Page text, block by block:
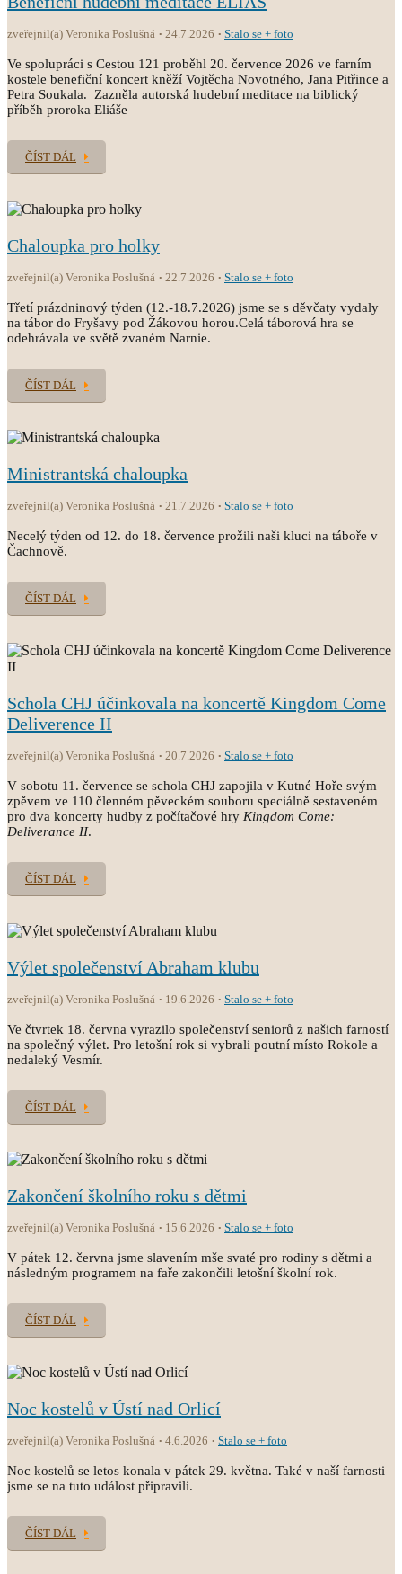
zveřejnil(a) Veronika Poslušná 24.7.2026 Stalo se + foto
Ve spolupráci s Cestou 121 proběhl 20. července 2026 ve farním
kostele benefiční koncert kněží Vojtěcha Novotného, Jana Pitřince a
Petra Soukala. Zazněla autorská hudební meditace na biblický
příběh proroka Eliáše
ČÍST DÁL
Chaloupka pro holky
zveřejnil(a) Veronika Poslušná 22.7.2026 Stalo se + foto
Třetí prázdninový týden (12.-18.7.2026) jsme se s děvčaty vydaly
na tábor do Fryšavy pod Žákovou horou.Celá táborová hra se
odehrávala ve světě zvaném Narnie.
ČÍST DÁL
Ministrantská chaloupka
zveřejnil(a) Veronika Poslušná 21.7.2026 Stalo se + foto
Necelý týden od 12. do 18. července prožili naši kluci na táboře v
Čachnově.
ČÍST DÁL
Schola CHJ účinkovala na koncertě Kingdom Come
Deliverence II
zveřejnil(a) Veronika Poslušná 20.7.2026 Stalo se + foto
V sobotu 11. července se schola CHJ zapojila v Kutné Hoře svým
zpěvem ve 110 členném pěveckém souboru speciálně sestaveném
pro dva koncerty hudby z počítačové hry Kingdom Come:
Deliverance II.
ČÍST DÁL
Výlet společenství Abraham klubu
zveřejnil(a) Veronika Poslušná 19.6.2026 Stalo se + foto
Ve čtvrtek 18. června vyrazilo společenství seniorů z našich farností
na společný výlet. Pro letošní rok si vybrali poutní místo Rokole a
nedaleký Vesmír.
ČÍST DÁL
Zakončení školního roku s dětmi
zveřejnil(a) Veronika Poslušná 15.6.2026 Stalo se + foto
V pátek 12. června jsme slavením mše svaté pro rodiny s dětmi a
následným programem na faře zakončili letošní školní rok.
ČÍST DÁL
Noc kostelů v Ústí nad Orlicí
zveřejnil(a) Veronika Poslušná 4.6.2026 Stalo se + foto
Noc kostelů se letos konala v pátek 29. května. Také v naší farnosti
jsme se na tuto událost připravili.
ČÍST DÁL